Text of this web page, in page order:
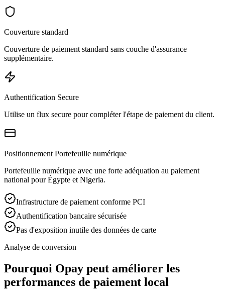
Couverture standard
Couverture de paiement standard sans couche d'assurance
supplémentaire.
Authentification Secure
Utilise un flux secure pour compléter l'étape de paiement du client.
Positionnement Portefeuille numérique
Portefeuille numérique avec une forte adéquation au paiement
national pour Égypte et Nigeria.
Infrastructure de paiement conforme PCI
Authentification bancaire sécurisée
Pas d'exposition inutile des données de carte
Analyse de conversion
Pourquoi Opay peut améliorer les
performances de paiement local